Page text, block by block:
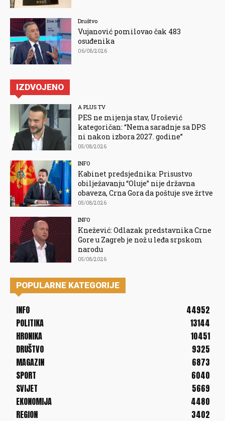
Društvo
Vujanović pomilovao čak 483
osuđenika
06/08/2026
IZDVOJENO
A PLUS TV
PES ne mijenja stav, Urošević
kategoričan: “Nema saradnje sa DPS
ni nakon izbora 2027. godine”
05/08/2026
INFO
Kabinet predsjednika: Prisustvo
obilježavanju “Oluje” nije državna
obaveza, Crna Gora da poštuje sve žrtve
05/08/2026
INFO
Knežević: Odlazak predstavnika Crne
Gore u Zagreb je nož u leđa srpskom
narodu
05/08/2026
POPULARNE KATEGORIJE
INFO
44952
POLITIKA
13144
HRONIKA
10451
DRUŠTVO
9325
MAGAZIN
6873
SPORT
6040
SVIJET
5669
EKONOMIJA
4480
REGION
3402